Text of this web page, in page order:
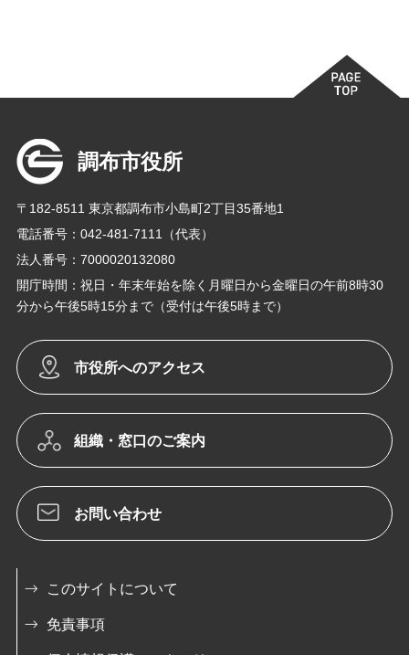
調布市役所
〒182-8511 東京都調布市小島町2丁目35番地1
電話番号：042-481-7111（代表）
法人番号：7000020132080
開庁時間：祝日・年末年始を除く月曜日から金曜日の午前8時30
分から午後5時15分まで（受付は午後5時まで）
市役所へのアクセス
組織・窓口のご案内
お問い合わせ
このサイトについて
免責事項